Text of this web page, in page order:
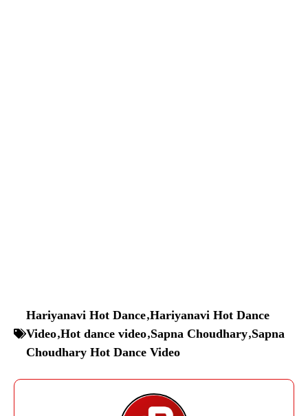
Hariyanavi Hot Dance,Hariyanavi Hot Dance
Video,Hot dance video,Sapna Choudhary,Sapna
Choudhary Hot Dance Video